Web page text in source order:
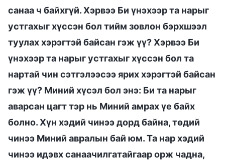
санаа ч байхгүй. Хэрвээ Би үнэхээр та нарыг
устгахыг хүссэн бол тийм зовлон бэрхшээл
туулах хэрэгтэй байсан гэж үү? Хэрвээ Би
үнэхээр та нарыг устгахыг хүссэн бол та
нартай чин сэтгэлээсээ ярих хэрэгтэй байсан
гэж үү? Миний хүсэл бол энэ: Би та нарыг
аварсан цагт тэр нь Миний амрах үе байх
болно. Хүн хэдий чинээ дорд байна, төдий
чинээ Миний авралын бай юм. Та нар хэдий
чинээ идэвх санаачилгатайгаар орж чадна,